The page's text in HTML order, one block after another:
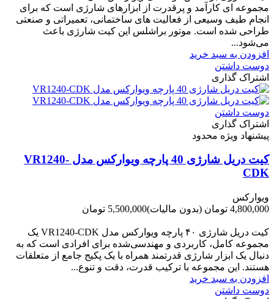
مجموعه ای کارآمد و پرقدرت از ابزارهای شارژی است که برای
انجام طیف وسیعی از فعالیت های ساختمانی، تعمیراتی و صنعتی
طراحی شده است. موتور براشلس این کیت شارژی باعث
می‌شود...
افزودن به سبد خرید
دوست داشتن
اشتراک گذاری
دوست داشتن
اشتراک گذاری
پیشنهاد ویژه محدود
کیت دریل شارژی 40 پارچه ویوارکس مدل VR1240-
CDK
ویوارکس
4,800,000 تومان
(بدون مالیات)5,500,000 تومان
کیت دریل شارژی ۴۰ پارچه ویوارکس مدل VR1240‑CDK یک
مجموعه کامل، کاربردی و مهندسی‌شده برای افرادی است که به
دنبال یک ابزار شارژی قدرتمند همراه با یک پکیج جامع از متعلقات
هستند. این مجموعه با ترکیب قدرت، دقت و تنوع...
افزودن به سبد خرید
دوست داشتن